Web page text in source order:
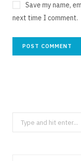
Save my name,
next time I comment.
Search
for: